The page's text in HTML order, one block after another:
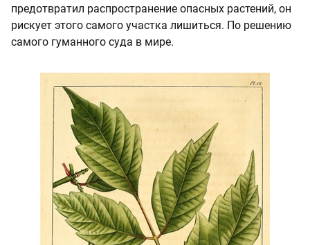
предотвратил распространение опасных растений, он
рискует этого самого участка лишиться. По решению
самого гуманного суда в мире.